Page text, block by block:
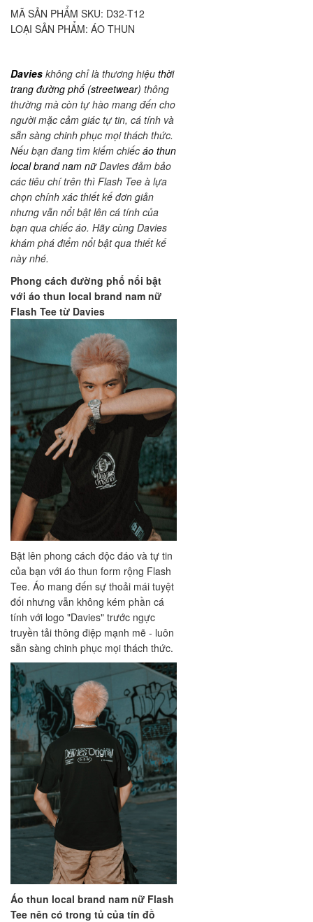
MÃ SẢN PHẨM SKU: D32-T12
LOẠI SẢN PHẨM: ÁO THUN
Davies không chỉ là thương hiệu thời
trang đường phố (streetwear) thông
thường mà còn tự hào mang đến cho
người mặc cảm giác tự tin, cá tính và
sẵn sàng chinh phục mọi thách thức.
Nếu bạn đang tìm kiếm chiếc áo thun
local brand nam nữDavies đảm bảo
các tiêu chí trên thì Flash Tee à lựa
chọn chính xác thiết kế đơn giản
nhưng vẫn nổi bật lên cá tính của
bạn qua chiếc áo. Hãy cùng Davies
khám phá điểm nổi bật qua thiết kế
này nhé.
Phong cách đường phố nổi bật
với áo thun local brand nam nữ
Flash Tee từ Davies
Bật lên phong cách độc đáo và tự tin
của bạn với áo thun form rộng Flash
Tee. Áo mang đến sự thoải mái tuyệt
đối nhưng vẫn không kém phần cá
tính với logo "Davies" trước ngực
truyền tải thông điệp mạnh mẽ - luôn
sẵn sàng chinh phục mọi thách thức.
Áo thun local brand nam nữ Flash
Tee nên có trong tủ của tín đồ